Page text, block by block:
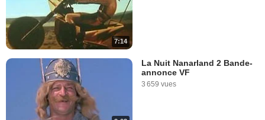
7:14
La Nuit Nanarland 2 Bande-
annonce VF
3 659 vues